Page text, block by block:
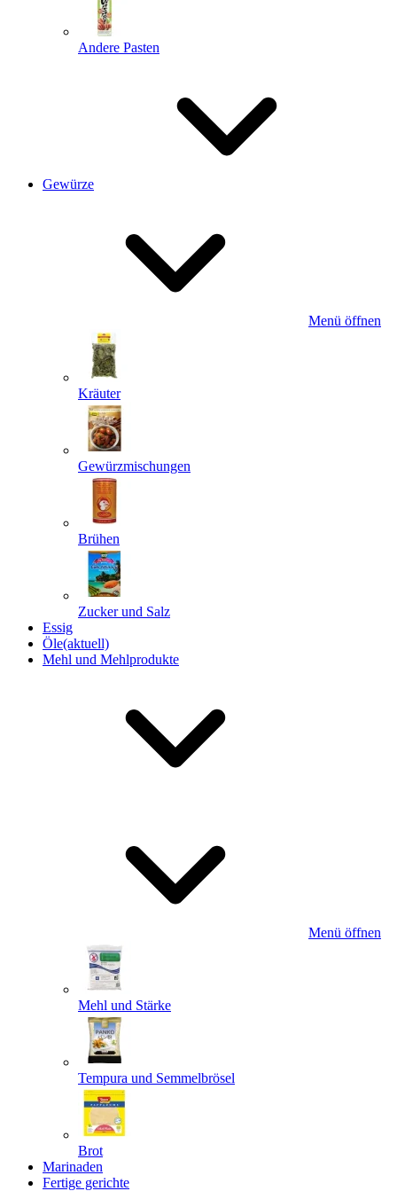
Andere Pasten
Gewürze
Menü öffnen
Kräuter
Gewürzmischungen
Brühen
Zucker und Salz
Essig
Öle(aktuell)
Mehl und Mehlprodukte
Menü öffnen
Mehl und Stärke
Tempura und Semmelbrösel
Brot
Marinaden
Fertige gerichte